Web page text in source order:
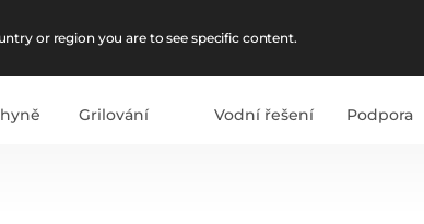
or region you are to see specific content.
Grilování Vodní řešení Podpora